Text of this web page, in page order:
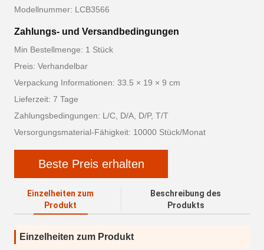
Modellnummer: LCB3566
Zahlungs- und Versandbedingungen
Min Bestellmenge: 1 Stück
Preis: Verhandelbar
Verpackung Informationen: 33.5 × 19 × 9 cm
Lieferzeit: 7 Tage
Zahlungsbedingungen: L/C, D/A, D/P, T/T
Versorgungsmaterial-Fähigkeit: 10000 Stück/Monat
Beste Preis erhalten
Einzelheiten zum
Produkt
Beschreibung des
Produkts
Einzelheiten zum Produkt